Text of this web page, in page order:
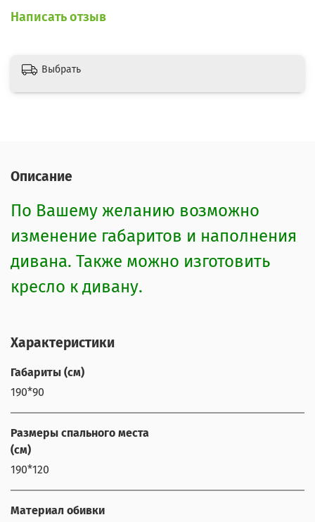
Написать отзыв
Выбрать
Описание
По Вашему желанию возможно
изменение габаритов и наполнения
дивана. Также можно изготовить
кресло к дивану.
Характеристики
Габариты (см)
190*90
Размеры спального места
(см)
190*120
Материал обивки